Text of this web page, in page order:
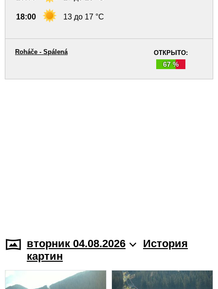
18:00 13 до 17 °C
ОТКРЫТО:
67 %
Roháče - Spálená
вторник 04.08.2026
История
картин